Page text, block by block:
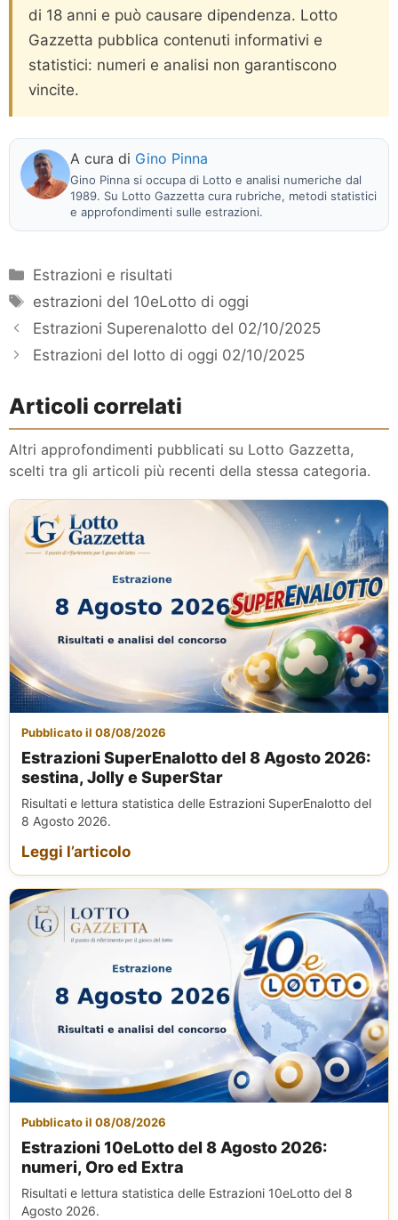
di 18 anni e può causare dipendenza. Lotto
Gazzetta pubblica contenuti informativi e
statistici: numeri e analisi non garantiscono
vincite.
A cura di Gino Pinna
Gino Pinna si occupa di Lotto e analisi numeriche dal
1989. Su Lotto Gazzetta cura rubriche, metodi statistici
e approfondimenti sulle estrazioni.
Categorie
Estrazioni e risultati
Tag
estrazioni del 10eLotto di oggi
Estrazioni Superenalotto del 02/10/2025
Estrazioni del lotto di oggi 02/10/2025
Articoli correlati
Altri approfondimenti pubblicati su Lotto Gazzetta,
scelti tra gli articoli più recenti della stessa categoria.
Pubblicato il 08/08/2026
Estrazioni SuperEnalotto del 8 Agosto 2026:
sestina, Jolly e SuperStar
Risultati e lettura statistica delle Estrazioni SuperEnalotto del
8 Agosto 2026.
Leggi l’articolo
Pubblicato il 08/08/2026
Estrazioni 10eLotto del 8 Agosto 2026:
numeri, Oro ed Extra
Risultati e lettura statistica delle Estrazioni 10eLotto del 8
Agosto 2026.